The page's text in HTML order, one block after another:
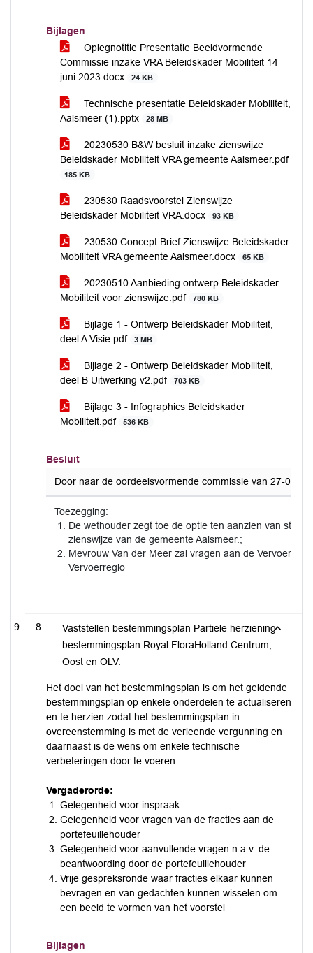
Bijlagen
Oplegnotitie Presentatie Beeldvormende
Commissie inzake VRA Beleidskader Mobiliteit 14
juni 2023.docx
24 KB
Technische presentatie Beleidskader Mobiliteit,
Aalsmeer (1).pptx
28 MB
20230530 B&W besluit inzake zienswijze
Beleidskader Mobiliteit VRA gemeente Aalsmeer.pdf
185 KB
230530 Raadsvoorstel Zienswijze
Beleidskader Mobiliteit VRA.docx
93 KB
230530 Concept Brief Zienswijze Beleidskader
Mobiliteit VRA gemeente Aalsmeer.docx
65 KB
20230510 Aanbieding ontwerp Beleidskader
Mobiliteit voor zienswijze.pdf
780 KB
Bijlage 1 - Ontwerp Beleidskader Mobiliteit,
deel A Visie.pdf
3 MB
Bijlage 2 - Ontwerp Beleidskader Mobiliteit,
deel B Uitwerking v2.pdf
703 KB
Bijlage 3 - Infographics Beleidskader
Mobiliteit.pdf
536 KB
Besluit
Door naar de oordeelsvormende commissie van 27-06-
Toezegging:
De wethouder zegt toe de optie ten aanzien van
zienswijze van de gemeente Aalsmeer.;
Mevrouw Van der Meer zal vragen aan de
Vervoerregio
8
Vaststellen bestemmingsplan Partiële herziening
bestemmingsplan Royal FloraHolland Centrum,
Oost en OLV.
Het doel van het bestemmingsplan is om het geldende
bestemmingsplan op enkele onderdelen te actualiseren
en te herzien zodat het bestemmingsplan in
overeenstemming is met de verleende vergunning en
daarnaast is de wens om enkele technische
verbeteringen door te voeren.
Vergaderorde:
Gelegenheid voor inspraak
Gelegenheid voor vragen van de fracties aan de
portefeuillehouder
Gelegenheid voor aanvullende vragen n.a.v. de
beantwoording door de portefeuillehouder
Vrije gespreksronde waar fracties elkaar kunnen
bevragen en van gedachten kunnen wisselen om
een beeld te vormen van het voorstel
Bijlagen